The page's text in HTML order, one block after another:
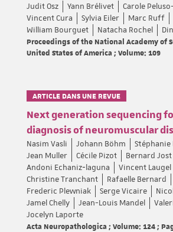
Judit Osz Yann Brélivet
Carole
Vincent Cura
Sylvia Eiler
Marc Ruff
William Bourguet
Natacha Rochel
Proceedings of the National Academy of
United States of America ; Volume: 109
ARTICLE DANS UNE REVUE
Next generation sequencing
diagnosis of neuromuscular
Nasim Vasli Johann Böhm
Stéphanie
Jean Muller
Cécile Pizot
Bernard Jost
Andoni Echaniz‐laguna
Vincent Laugel
Christine Tranchant
Rafaelle Bernard
Frederic Plewniak
Serge Vicaire
Jamel Chelly
Jean-Louis Mandel
Jocelyn Laporte
Acta Neuropathologica ; Volume: 124 ;